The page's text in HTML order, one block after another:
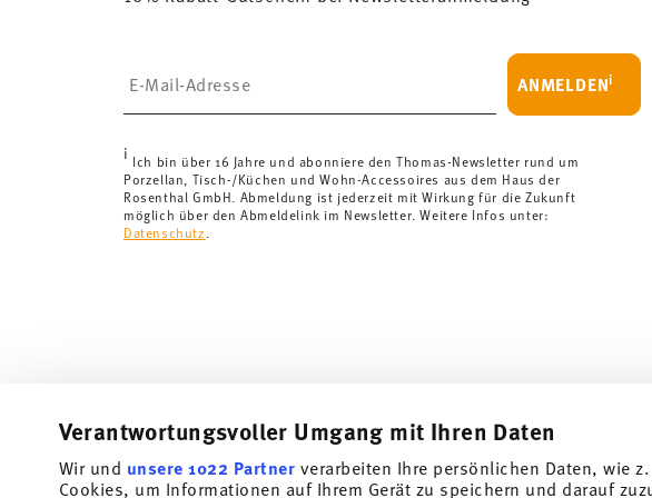
Verantwortungsvoller Umgang mit Ihren Daten
Wir und unsere 1022 Partner verarbeiten Ihre persönlichen Daten, wie
Cookies, um Informationen auf Ihrem Gerät zu speichern und darauf
Für Lieferungen ins Vereinigte Königreich liegt
Schweiz:Lieferungen in die Schweiz sind ab 69,90 CHF
von 69,90 CHF liegen die Versandkosten bei 36,90 CHF.
Lieferzeit innerhalb Deutschlands:3-5 Werktage für vorrätige Artikel.
andere Länderhier einsehen.
Retouren:Für Retouren nutzen Sie bitte unserenRetourenservice
ANMELDENi
i Ich bin über 16 Jahre und abonniere den Thomas-Newsletter rund um
Porzellan, Tisch-/Küchen und Wohn-Accessoires aus dem Haus der
Rosenthal GmbH. Abmeldung ist jederzeit mit Wirkung für die Zukunft
möglich über den Abmeldelink im Newsletter. Weitere Infos unter:
Datenschutz
Abonniere unseren Newsletter und erhalte einen Rabatt im Wert von 10%!